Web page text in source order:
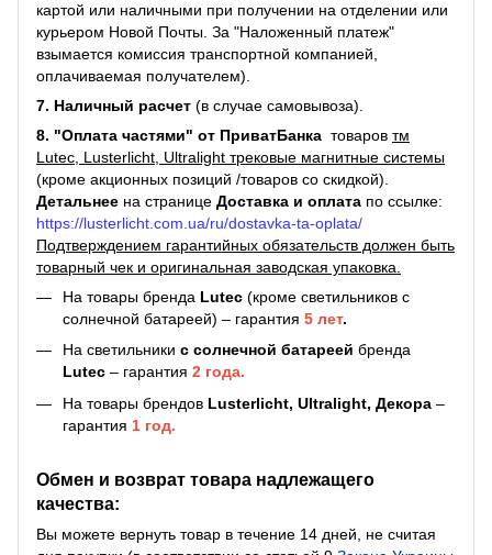
картой или наличными при получении на отделении или
курьером Новой Почты. За "Наложенный платеж"
взымается комиссия транспортной компанией,
оплачиваемая получателем).
7. Наличный расчет (в случае самовывоза).
8. "Оплата частями" от ПриватБанка товаров тм
Lutec, Lusterlicht, Ultralight трековые магнитные системы
(кроме акционных позиций /товаров со скидкой).
Детальнее на странице Доставка и оплата по ссылке:
https://lusterlicht.com.ua/ru/dostavka-ta-oplata/
Подтверждением гарантийных обязательств должен быть
товарный чек и оригинальная заводская упаковка.
На товары бренда Lutec (кроме светильников с
солнечной батареей) – гарантия 5 лет.
На светильники с солнечной батареей бренда
Lutec – гарантия 2 года.
На товары брендов Lusterlicht, Ultralight, Декора –
гарантия 1 год.
Обмен и возврат товара надлежащего
качества:
Вы можете вернуть товар в течение 14 дней, не считая